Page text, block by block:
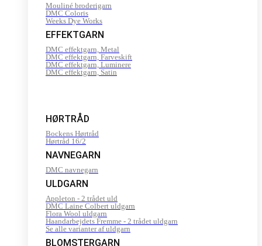
Mouliné broderigarn
DMC Coloris
Weeks Dye Works
EFFEKTGARN
DMC effektgarn, Metal
DMC effektgarn, Farveskift
DMC effektgarn, Luminere
DMC effektgarn, Satin
HØRTRÅD
Bockens Hørtråd
Hørtråd 16/2
NAVNEGARN
DMC navnegarn
ULDGARN
Appleton - 2 trådet uld
DMC Laine Colbert uldgarn
Flora Wool uldgarn
Haandarbejdets Fremme - 2 trådet uldgarn
Se alle varianter af uldgarn
BLOMSTERGARN